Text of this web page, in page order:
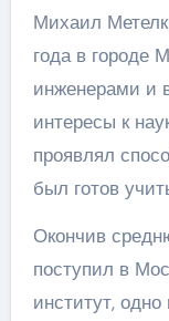
Михаил
года в городе
инженерами и
интересы к
проявлял
был готов
Окончив
поступил в
институт,